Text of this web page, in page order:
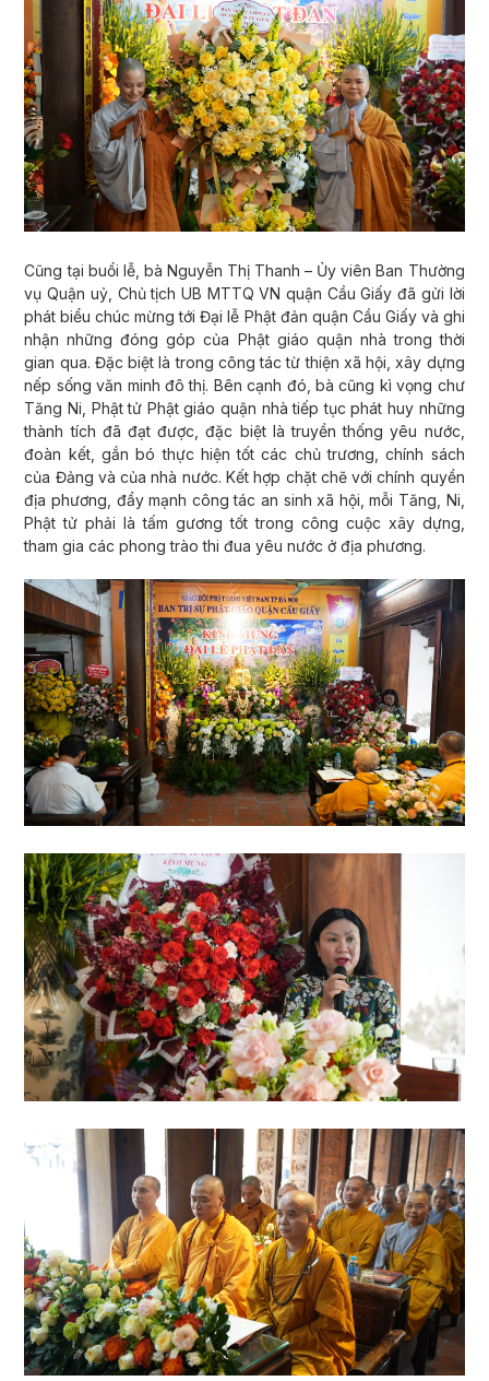
Cũng tại buổi lễ, bà Nguyễn Thị Thanh – Ủy viên Ban Thường
vụ Quận uỷ, Chủ tịch UB MTTQ VN quận Cầu Giấy đã gửi lời
phát biểu chúc mừng tới Đại lễ Phật đản quận Cầu Giấy và ghi
nhận những đóng góp của Phật giáo quận nhà trong thời
gian qua. Đặc biệt là trong công tác từ thiện xã hội, xây dựng
nếp sống văn minh đô thị. Bên cạnh đó, bà cũng kì vọng chư
Tăng Ni, Phật tử Phật giáo quận nhà tiếp tục phát huy những
thành tích đã đạt được, đặc biệt là truyền thống yêu nước,
đoàn kết, gắn bó thực hiện tốt các chủ trương, chính sách
của Đảng và của nhà nước. Kết hợp chặt chẽ với chính quyền
địa phương, đẩy mạnh công tác an sinh xã hội, mỗi Tăng, Ni,
Phật tử phải là tấm gương tốt trong công cuộc xây dựng,
tham gia các phong trào thi đua yêu nước ở địa phương.